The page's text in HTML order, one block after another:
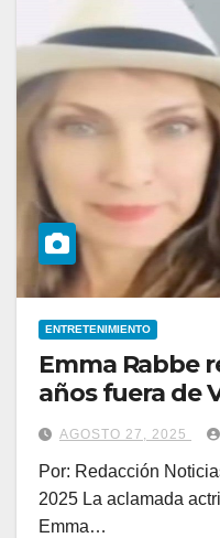
ENTRETENIMIENTO
Emma Rabbe
años fuera de
AGOSTO 27, 2025
Por: Redacción
2025 La aclamada
Emma…